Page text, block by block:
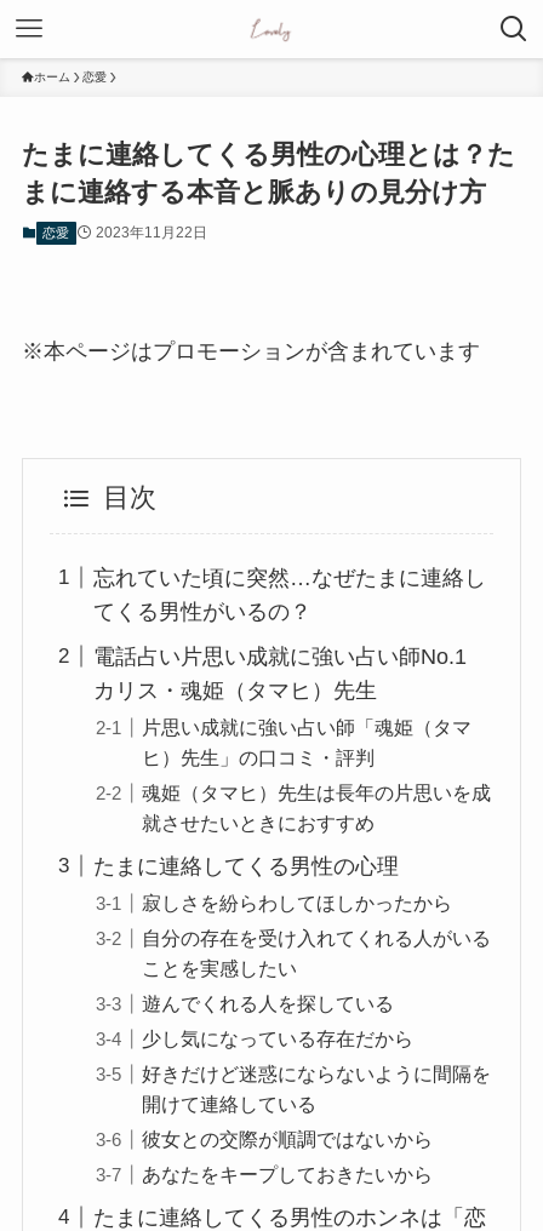
ホーム 恋愛
たまに連絡してくる男性の心理とは？た
まに連絡する本音と脈ありの見分け方
恋愛 2023年11月22日
※本ページはプロモーションが含まれています
目次
忘れていた頃に突然…なぜたまに連絡し
てくる男性がいるの？
電話占い片思い成就に強い占い師No.1
カリス・魂姫（タマヒ）先生
片思い成就に強い占い師「魂姫（タマ
ヒ）先生」の口コミ・評判
魂姫（タマヒ）先生は長年の片思いを成
就させたいときにおすすめ
たまに連絡してくる男性の心理
寂しさを紛らわしてほしかったから
自分の存在を受け入れてくれる人がいる
ことを実感したい
遊んでくれる人を探している
少し気になっている存在だから
好きだけど迷惑にならないように間隔を
開けて連絡している
彼女との交際が順調ではないから
あなたをキープしておきたいから
たまに連絡してくる男性のホンネは「恋